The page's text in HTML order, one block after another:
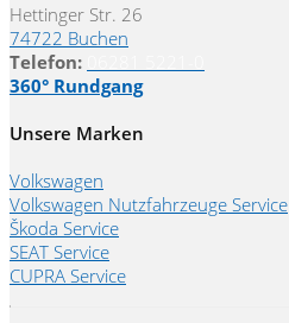
Hettinger Str. 26
74722 Buchen
Telefon:
360° Rundgang
Unsere Marken
Volkswagen
Volkswagen Nutzfahrzeuge Service
Škoda Service
SEAT Service
CUPRA Service